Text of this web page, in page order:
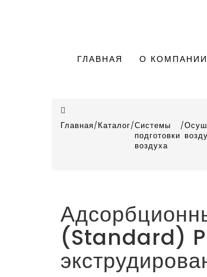
ГЛАВНАЯ О КОМПАНИИ
Главная/Каталог/Системы
подготовки
воздуха
/
(Standard)